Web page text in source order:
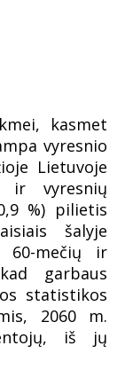
kasmet
vyresnio
Lietuvoje
ir vyresnių
%) pilietis
šalyje
60-mečių ir
garbaus
statistikos
2060 m.
iš jų